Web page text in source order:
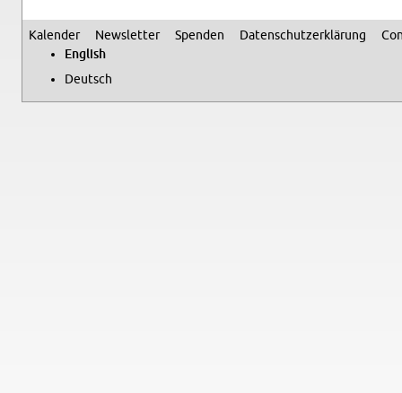
Sec­ondary menu
Kalen­der Newslet­ter Spenden Daten­schutzerklärung
Eng­lish
Deutsch